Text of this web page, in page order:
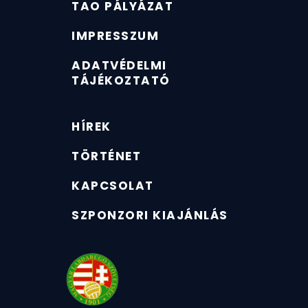
TAO PÁLYÁZAT
IMPRESSZUM
ADATVÉDELMI
TÁJÉKOZTATÓ
HÍREK
TÖRTÉNET
KAPCSOLAT
SZPONZORI KIAJÁNLÁS